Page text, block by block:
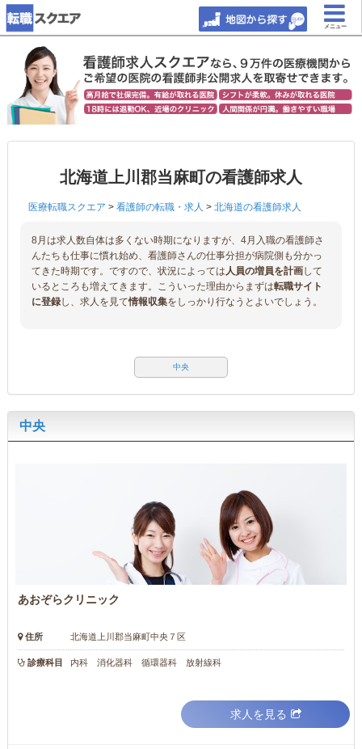
メニュー
北海道上川郡当麻町の看護師求人
医療転職スクエア > 看護師の転職・求人 > 北海道の看護師求人
8月は求人数自体は多くない時期になりますが、4月入職の看護師さ
んたちも仕事に慣れ始め、看護師さんの仕事分担が病院側も分かっ
てきた時期です。ですので、状況によっては人員の増員を計画して
いるところも増えてきます。こういった理由からまずは転職サイト
に登録し、求人を見て情報収集をしっかり行なうとよいでしょう。
中央
中央
あおぞらクリニック
住所 北海道上川郡当麻町中央７区
診療科目 内科 消化器科 循環器科 放射線科
求人を見る